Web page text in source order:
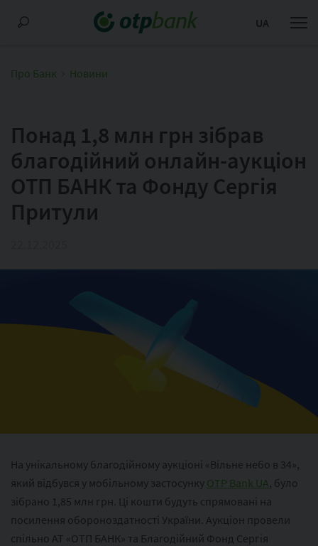
UA
Про Банк Новини
Понад 1,8 млн грн зібрав
благодійний онлайн-аукціон
ОТП БАНК та Фонду Сергія
Притули
На унікальному благодійному аукціоні «Вільне небо в 34»,
який відбувся у мобільному застосунку ОТР Bank UA , було
зібрано 1,85 млн грн. Ці кошти будуть спрямовані на
посилення обороноздатності України. Аукціон провели
спільно АТ «ОТП БАНК» та Благодійний Фонд Сергія